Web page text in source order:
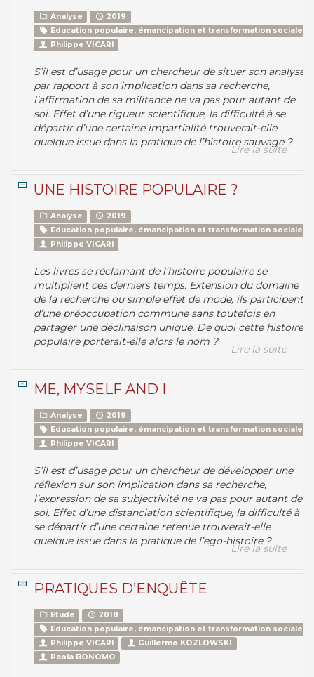
Analyse
2019
Education populaire, émancipation et transformation sociale
Philippe VICARI
S’il est d’usage pour un chercheur de situer son analyse
par rapport à son implication dans sa recherche,
l’affirmation de sa militance ne va pas pour autant de
soi. Effet d’une rigueur scientifique, la difficulté à se
départir d’une certaine impartialité trouverait-elle
quelque issue dans la pratique de l’histoire sauvage ?
Lire la suite
UNE HISTOIRE POPULAIRE ?
Analyse
2019
Education populaire, émancipation et transformation sociale
Philippe VICARI
Les livres se réclamant de l’histoire populaire se
multiplient ces derniers temps. Extension du domaine
de la recherche ou simple effet de mode, ils participent
d’une préoccupation commune sans toutefois en
partager une déclinaison unique. De quoi cette histoire
populaire porterait-elle alors le nom ?
Lire la suite
ME, MYSELF AND I
Analyse
2019
Education populaire, émancipation et transformation sociale
Philippe VICARI
S’il est d’usage pour un chercheur de développer une
réflexion sur son implication dans sa recherche,
l’expression de sa subjectivité ne va pas pour autant de
soi. Effet d’une distanciation scientifique, la difficulté à
se départir d’une certaine retenue trouverait-elle
quelque issue dans la pratique de l’ego-histoire ?
Lire la suite
PRATIQUES D’ENQUÊTE
Etude
2018
Education populaire, émancipation et transformation sociale
Philippe VICARI
Guillermo KOZLOWSKI
Paola BONOMO